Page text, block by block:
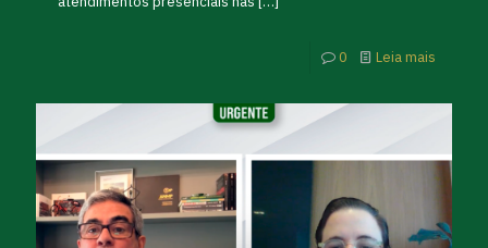
0 Leia mais